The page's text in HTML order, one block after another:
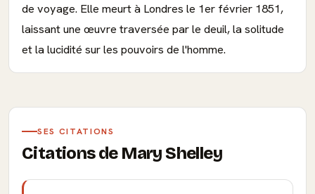
de voyage. Elle meurt à Londres le 1er février 1851,
laissant une œuvre traversée par le deuil, la solitude
et la lucidité sur les pouvoirs de l'homme.
SES CITATIONS
Citations de Mary Shelley